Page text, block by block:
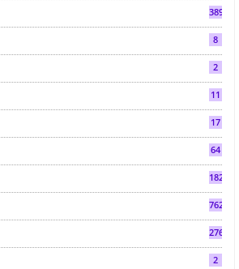
3892
8
2
11
17
64
182
7624
2763
2